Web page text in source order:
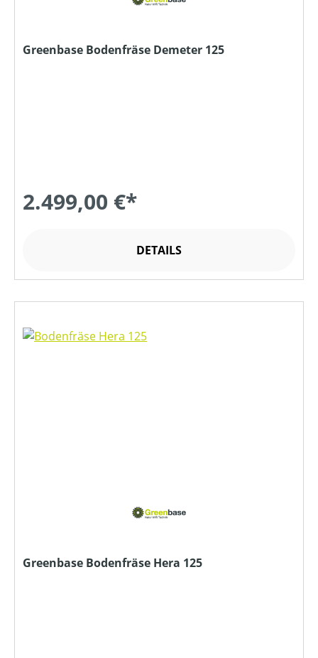
Greenbase Bodenfräse Demeter 125
2.499,00 €*
DETAILS
Greenbase Bodenfräse Hera 125